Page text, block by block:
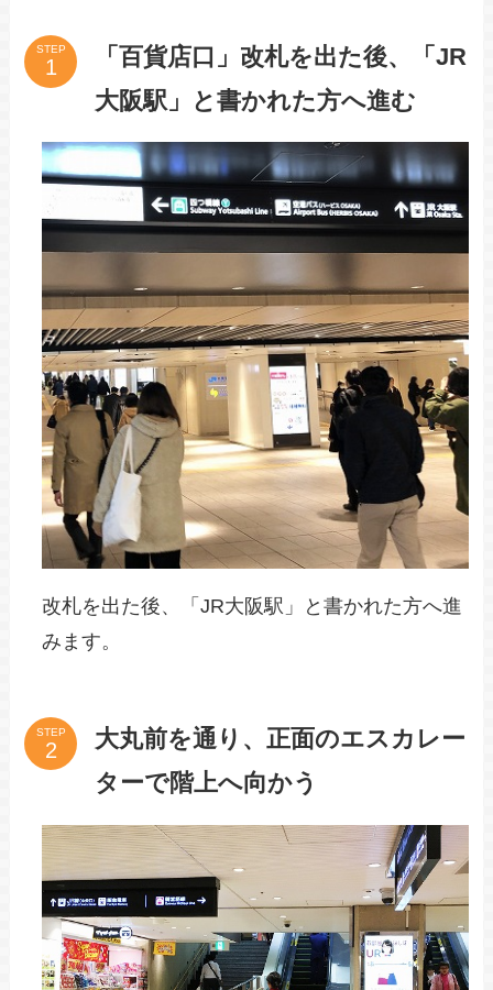
STEP
「百貨店口」改札を出た後、「JR
大阪駅」と書かれた方へ進む
改札を出た後、「JR大阪駅」と書かれた方へ進
みます。
STEP
大丸前を通り、正面のエスカレー
ターで階上へ向かう